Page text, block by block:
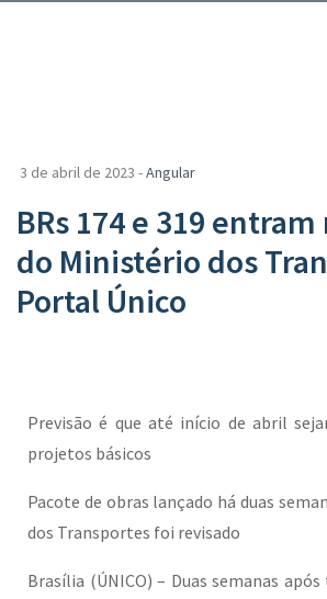
3 de abril de 2023 -Angular
BRs 174 e 319
do Ministério dos
Portal Único
Previsão é que até início de abril
projetos básicos
Pacote de obras lançado há duas
dos Transportes foi revisado
Brasília (ÚNICO) – Duas semanas